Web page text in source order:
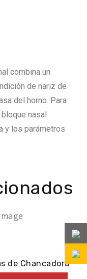
combina un
de nariz de
del horno. Para
nasal
y los parámetros
de Chancadora